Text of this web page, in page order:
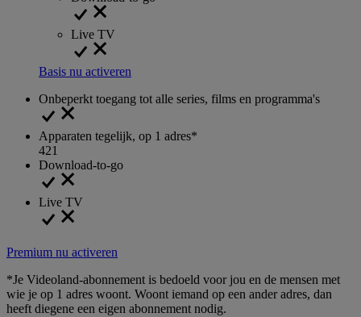
Live TV
Basis nu activeren
Onbeperkt toegang tot alle series, films en programma's
Apparaten tegelijk, op 1 adres*
421
Download-to-go
Live TV
Premium nu activeren
*Je Videoland-abonnement is bedoeld voor jou en de mensen met
wie je op 1 adres woont. Woont iemand op een ander adres, dan
heeft diegene een eigen abonnement nodig.